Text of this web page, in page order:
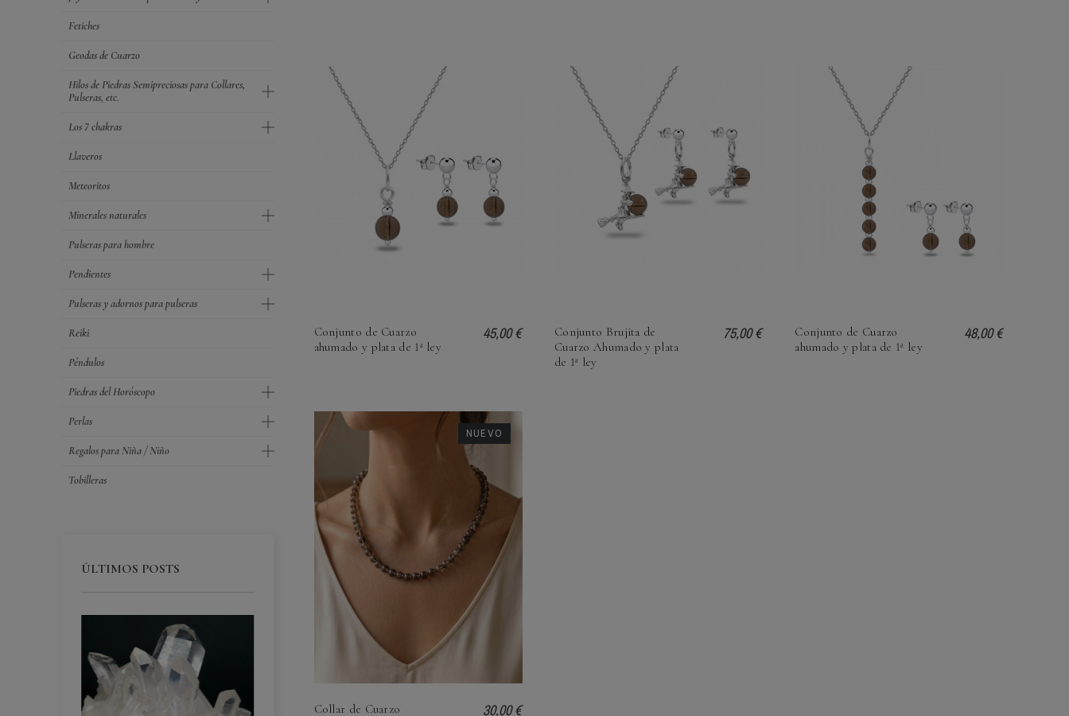
Fetiches
Geodas de Cuarzo
Hilos de Piedras Semipreciosas para Collares,
Pulseras, etc.
Los 7 chakras
Llaveros
Meteoritos
Minerales naturales
Pulseras para hombre
Pendientes
Pulseras y adornos para pulseras
Reiki
Péndulos
Piedras del Horóscopo
Perlas
Regalos para Niña / Niño
Tobilleras
ÚLTIMOS POSTS
Conjunto de Cuarzo
ahumado y plata de 1ª ley
45,00 €
Conjunto Brujita de
Cuarzo Ahumado y plata
de 1ª ley
75,00 €
Conjunto de Cuarzo
ahumado y plata de 1ª ley
48,00 €
Collar de Cuarzo
30,00 €
NUEVO